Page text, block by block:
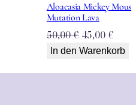
Aloacasia Mickey Mous
Mutation Lava
50,00€
Preis
45,00 €
Preis
In den Warenkorb